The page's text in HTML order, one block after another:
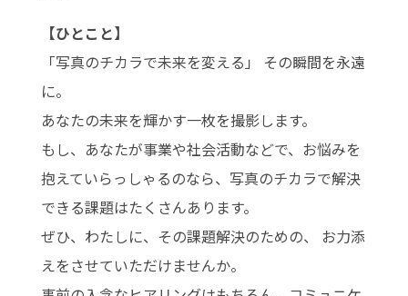
【ひとこと】
「写真のチカラで未来を変える」 その瞬間を永遠
に。
あなたの未来を輝かす一枚を撮影します。
もし、あなたが事業や社会活動などで、お悩みを
抱えていらっしゃるのなら、写真のチカラで解決
できる課題はたくさんあります。
ぜひ、わたしに、その課題解決のための、 お力添
えをさせていただけませんか。